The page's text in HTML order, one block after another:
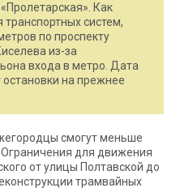
Как
систем,
по проспекту
из-за
входа в метро. Дата
на прежнее
смогут меньше
для движения
от улицы Полтавской до
трамвайных